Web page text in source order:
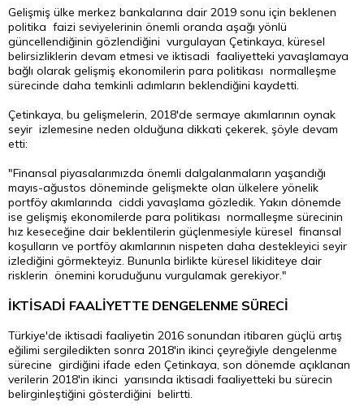
Gelişmiş ülke merkez bankalarına dair 2019 sonu için beklenen
politika faizi seviyelerinin önemli oranda aşağı yönlü
güncellendiğinin gözlendiğini vurgulayan Çetinkaya, küresel
belirsizliklerin devam etmesi ve iktisadi faaliyetteki yavaşlamaya
bağlı olarak gelişmiş ekonomilerin para politikası normalleşme
sürecinde daha temkinli adımların beklendiğini kaydetti.
Çetinkaya, bu gelişmelerin, 2018'de sermaye akımlarının oynak
seyir izlemesine neden olduğuna dikkati çekerek, şöyle devam
etti:
"Finansal piyasalarımızda önemli dalgalanmaların yaşandığı
mayıs-ağustos döneminde gelişmekte olan ülkelere yönelik
portföy akımlarında ciddi yavaşlama gözledik. Yakın dönemde
ise gelişmiş ekonomilerde para politikası normalleşme sürecinin
hız keseceğine dair beklentilerin güçlenmesiyle küresel finansal
koşulların ve portföy akımlarının nispeten daha destekleyici seyir
izlediğini görmekteyiz. Bununla birlikte küresel likiditeye dair
risklerin önemini koruduğunu vurgulamak gerekiyor."
İKTİSADİ FAALİYETTE DENGELENME SÜRECİ
Türkiye'de iktisadi faaliyetin 2016 sonundan itibaren güçlü artış
eğilimi sergiledikten sonra 2018'in ikinci çeyreğiyle dengelenme
sürecine girdiğini ifade eden Çetinkaya, son dönemde açıklanan
verilerin 2018'in ikinci yarısında iktisadi faaliyetteki bu sürecin
belirginleştiğini gösterdiğini belirtti.